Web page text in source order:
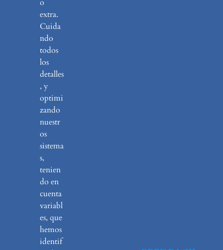
o
extra.
Cuida
ndo
todos
los
detalles
, y
optimi
zando
nuestr
os
sistema
s,
tenien
do en
cuenta
variabl
es, que
hemos
identif